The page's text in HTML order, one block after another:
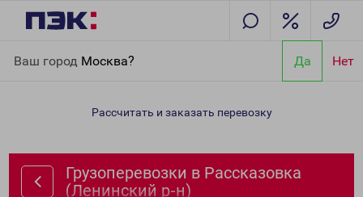
Ваш город Москва? Да Нет
(Ленинский р-н)
Рассчитать и заказать перевозку
Грузоперевозки в Рассказовка
(Ленинский р-н)